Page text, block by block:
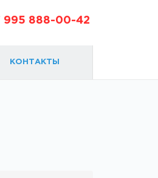
995 888-00-42
КОНТАКТЫ